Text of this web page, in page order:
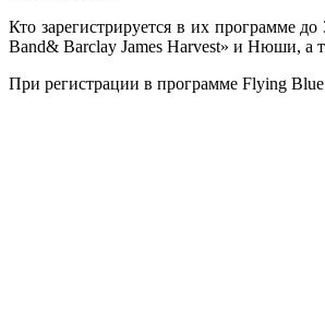
Кто зарегистрируется в их программе
Band& Barclay James Harvest» и Нюши, а
При регистрации в программе Flying